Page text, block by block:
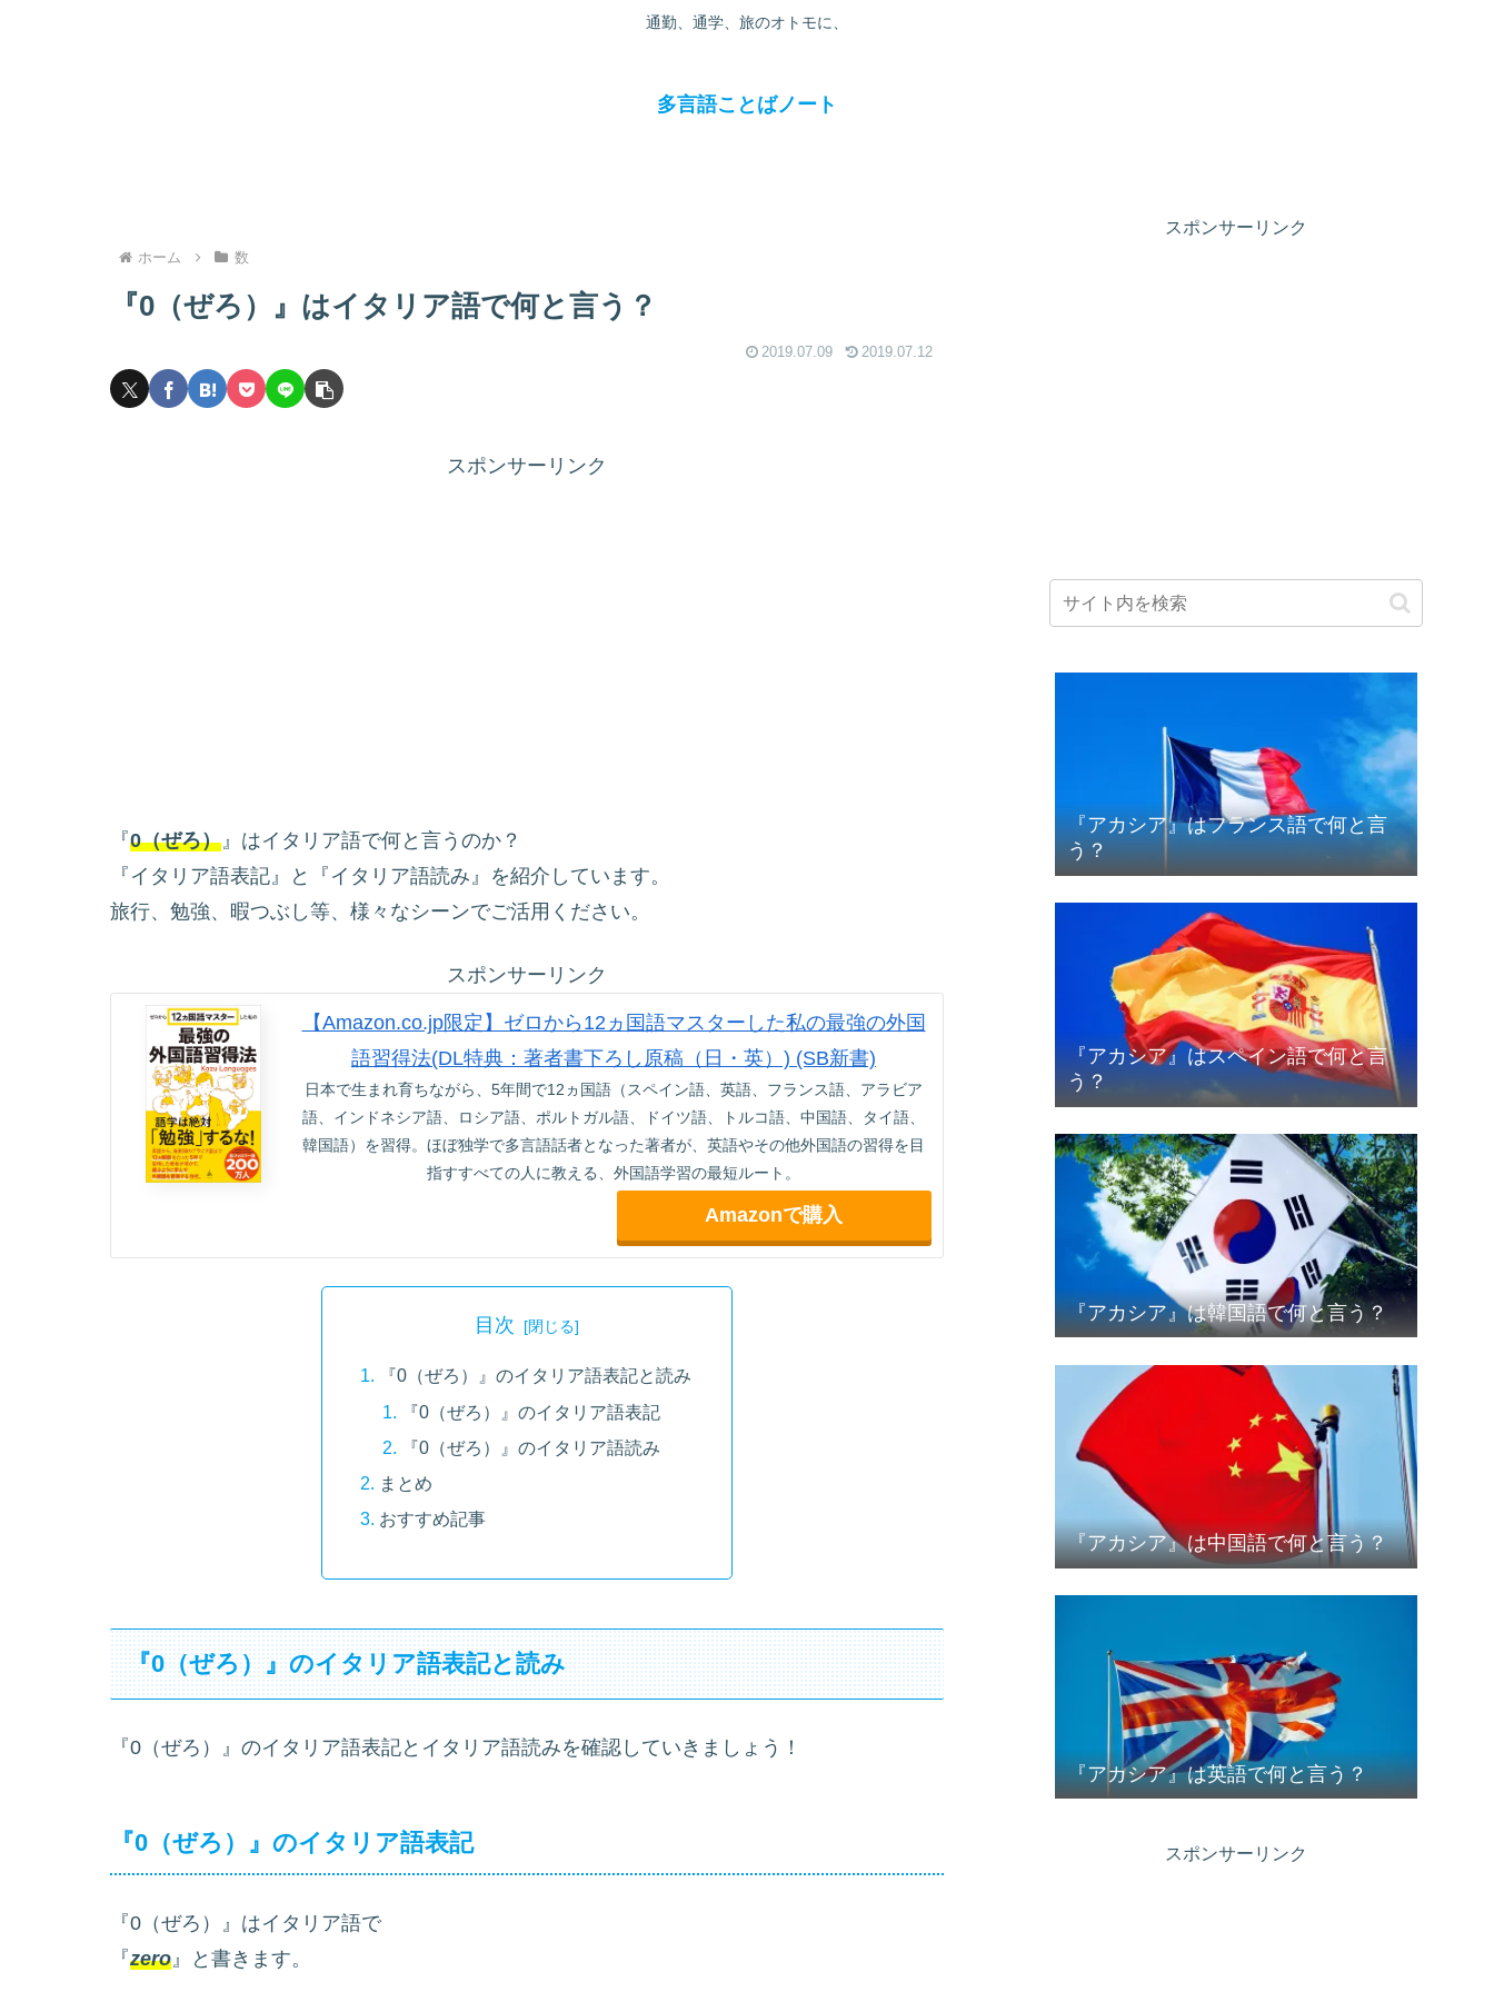
通勤、通学、旅のオトモに、
多言語ことばノート
ホーム 数
『0（ぜろ）』はイタリア語で何と言う？
2019.07.09 2019.07.12
スポンサーリンク
『0（ぜろ） 』はイタリア語で何と言うのか？
『イタリア語表記』と『イタリア語読み』を紹介しています。
旅行、勉強、暇つぶし等、様々なシーンでご活用ください。
スポンサーリンク
【Amazon.co.jp限定】ゼロから12ヵ国語マスターした私の最強の外国
語習得法(DL特典：著者書下ろし原稿（日・英）) (SB新書)
日本で生まれ育ちながら、5年間で12ヵ国語（スペイン語、英語、フランス語、アラビア
語、インドネシア語、ロシア語、ポルトガル語、ドイツ語、トルコ語、中国語、タイ語、
韓国語）を習得。ほぼ独学で多言語話者となった著者が、英語やその他外国語の習得を目
指すすべての人に教える、外国語学習の最短ルート。
Amazonで購入
目次
『0（ぜろ）』のイタリア語表記と読み
『0（ぜろ）』のイタリア語表記
『0（ぜろ）』のイタリア語読み
まとめ
おすすめ記事
『0（ぜろ）』のイタリア語表記と読み
『0（ぜろ）』のイタリア語表記とイタリア語読みを確認していきましょう！
『0（ぜろ）』のイタリア語表記
『0（ぜろ）』はイタリア語で
『zero 』と書きます。
スポンサーリンク
『アカシア』はフランス語で何と言
う？
『アカシア』はスペイン語で何と言
う？
『アカシア』は韓国語で何と言う？
『アカシア』は中国語で何と言う？
『アカシア』は英語で何と言う？
スポンサーリンク